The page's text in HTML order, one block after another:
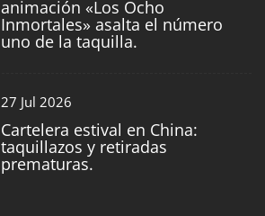
animación «Los Ocho
Inmortales» asalta el número
uno de la taquilla.
27 Jul 2026
Cartelera estival en China:
taquillazos y retiradas
prematuras.